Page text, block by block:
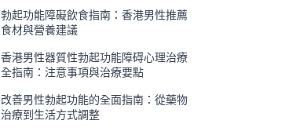
勃起功能障礙飲食指南：香港男性推薦
食材與營養建議
香港男性器質性勃起功能障碍心理治療
全指南：注意事項與治療要點
改善男性勃起功能的全面指南：從藥物
治療到生活方式調整